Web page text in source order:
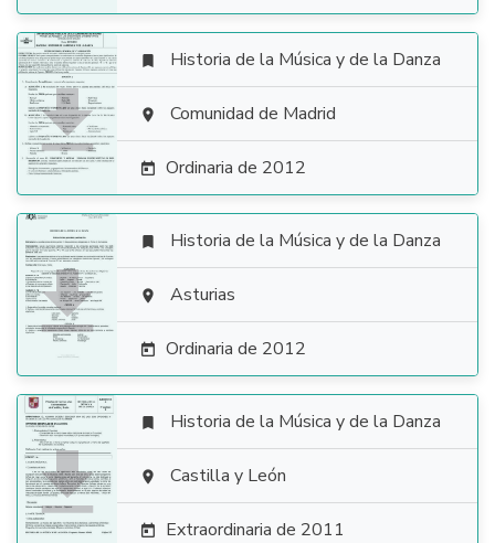

 Historia de la Música y de la Danza
 Comunidad de Madrid
 Ordinaria de 2012

 Historia de la Música y de la Danza
 Asturias
 Ordinaria de 2012

 Historia de la Música y de la Danza
 Castilla y León
 Extraordinaria de 2011